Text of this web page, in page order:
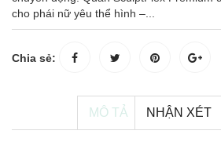
cho phái nữ yêu thể hình –...
Chia sẻ:
MÔ TẢ NHẬN XÉT